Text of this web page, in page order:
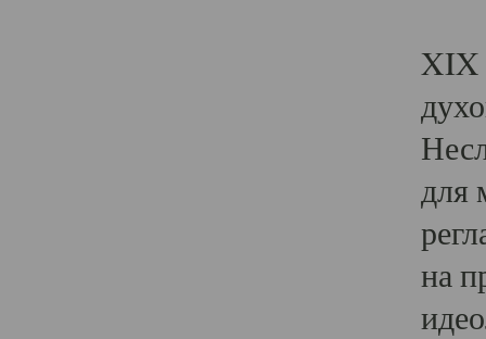
XIX
для
на